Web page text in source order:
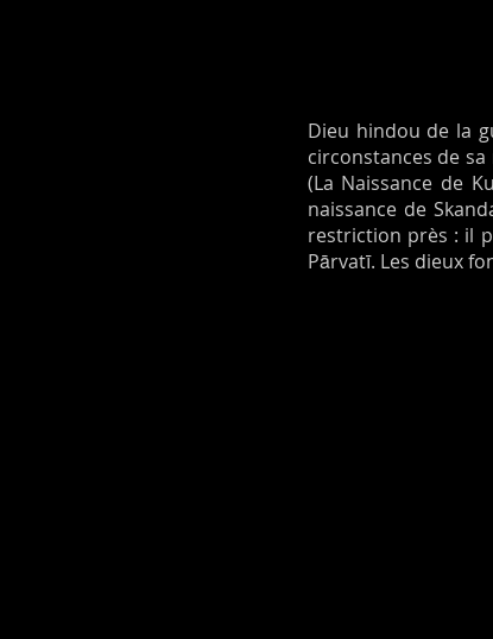
Dieu hindou de la
circonstances de
(La Naissance de
naissance de
restriction près : il
Pārvatī. Les dieux